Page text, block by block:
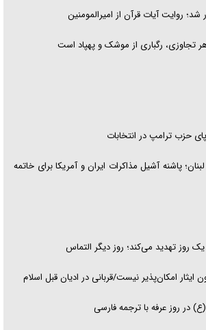
روایت آیات قرآن از امیرالمومنین
رگباری از موشک و پهپاد است
حزب ترام‍پ در انتخابات
پاشنه آشیل مذاکرات ایران و آمریکا برای خاتمه
روز تهدید می‌کند؛ روز دیگر التماس
امکان‌پذیر نیست/قربانی در ادیان قبل اسلام
در روز عرفه با ترجمه فارسی